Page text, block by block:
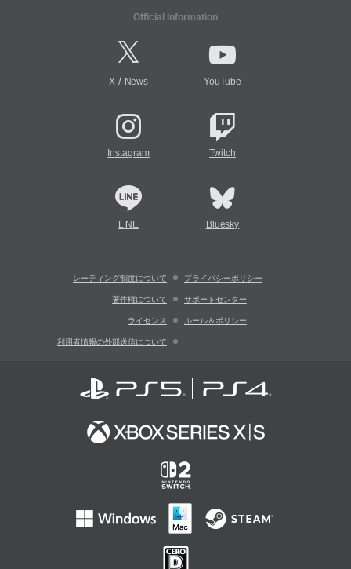
Official Information
X/ News YouTube
Instagram Twitch
LINE Bluesky
レーティング制度について プライバシーポリシー
著作権について サポートセンター
ライセンス ルール＆ポリシー
利用者情報の外部送信について